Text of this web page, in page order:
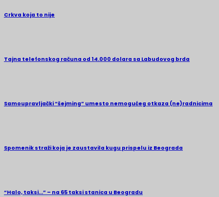
Crkva koja to nije
Tajna telefonskog računa od 14.000 dolara sa Labudovog brda
Samoupravljački “šejming” umesto nemogućeg otkaza (ne)radnicima
Spomenik straži koja je zaustavila kugu prispelu iz Beograda
“Halo, taksi…” – na 65 taksi stanica u Beogradu